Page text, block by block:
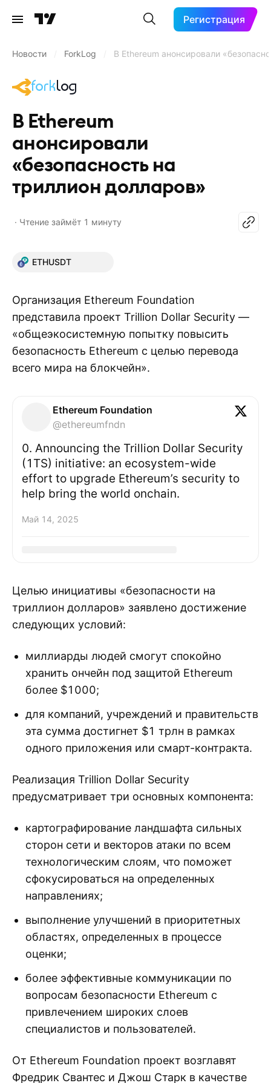
Регистрация
Новости ForkLog В Ethereum анонсировали
В Ethereum
анонсировали
«безопасность на
триллион долларов»
Чтение займёт 1 минуту
ETHUSDT
Организация Ethereum Foundation
представила проект Trillion Dollar Security —
«общеэкосистемную попытку повысить
безопасность Ethereum с целью перевода
всего мира на блокчейн».
Ethereum Foundation
@ethereumfndn
0. Announcing the Trillion Dollar Security
(1TS) initiative: an ecosystem-wide
effort to upgrade Ethereum’s security to
help bring the world onchain.
Май 14, 2025
Целью инициативы «безопасности на
триллион долларов» заявлено достижение
следующих условий:
миллиарды людей смогут спокойно
хранить ончейн под защитой Ethereum
более $1000;
для компаний, учреждений и правительств
эта сумма достигнет $1 трлн в рамках
одного приложения или смарт-контракта.
Реализация Trillion Dollar Security
предусматривает три основных компонента:
картографирование ландшафта сильных
сторон сети и векторов атаки по всем
технологическим слоям, что поможет
сфокусироваться на определенных
направлениях;
выполнение улучшений в приоритетных
областях, определенных в процессе
оценки;
более эффективные коммуникации по
вопросам безопасности Ethereum с
привлечением широких слоев
специалистов и пользователей.
От Ethereum Foundation проект возглавят
Фредрик Свантес и Джош Старк в качестве